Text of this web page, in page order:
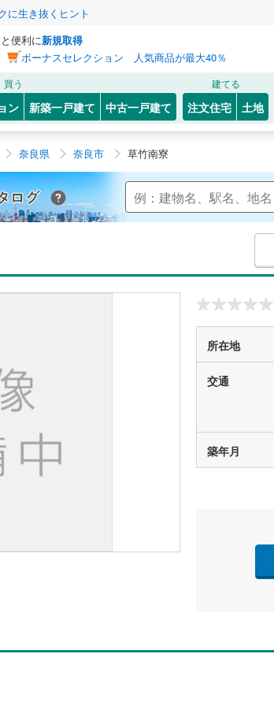
生き抜くヒント
便利に新規取得
ボーナスセレクション 人気商品が最大40％
買う
ン 新築一戸建て 中古一戸建て
建てる
注文住宅 土地
奈良県 奈良市 草竹南寮
Yahoo!不動産 マンションカタログ
所在地
交通
築年月